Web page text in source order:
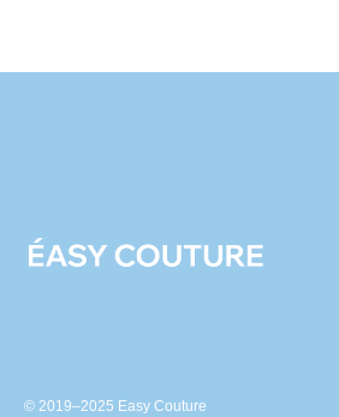
© 2019–2025 Easy Couture